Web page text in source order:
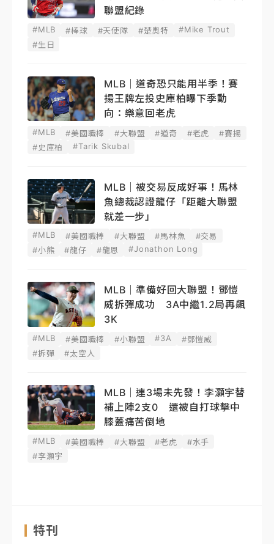
聯盟紀錄
#MLB #棒球 #天使隊 #楚奧特
#Mike Trout
#生日
MLB｜道奇恐只能用半季！賽
揚王牌左投史庫柏曝下季動
向：樂意回老虎
#MLB #美國職棒 #大聯盟 #道奇 #老虎
#賽揚
#史庫柏
#Tarik Skubal
MLB｜被交易反成好事！馬林
魚總裁認證龍仔「距離大聯盟
就差一步」
#MLB #美國職棒 #大聯盟 #馬林魚
#交易
#小熊
#龍仔 #龍恩 #Jonathon Long
MLB｜準備好回大聯盟！鄧愷
威拆彈成功 3A中繼1.2局再飆
3K
#MLB #美國職棒 #小聯盟 #3A
#鄧愷威
#拆彈
#太空人
MLB｜連3場未先發！李灝宇替
補上陣2支0 還被自打球擊中
膝蓋痛苦倒地
#MLB #美國職棒 #大聯盟 #老虎
#水手
#李灝宇
特刊